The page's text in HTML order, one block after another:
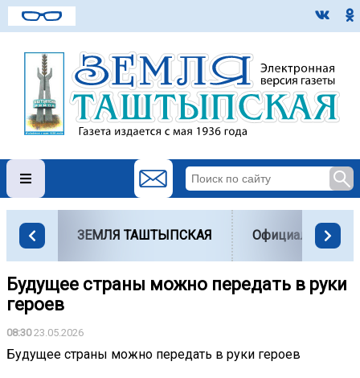
ЗЕМЛЯ ТАШТЫПСКАЯ Официально
Будущее страны можно передать в руки
героев
08:3023.05.2026
Будущее страны можно передать в руки героев